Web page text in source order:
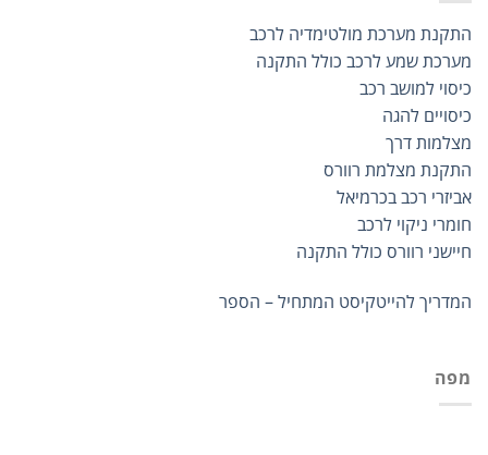
התקנת מערכת מולטימדיה לרכב
מערכת שמע לרכב כולל התקנה
כיסוי למושב רכב
כיסויים להגה
מצלמות דרך
התקנת מצלמת רוורס
אביזרי רכב בכרמיאל
חומרי ניקוי לרכב
חיישני רוורס כולל התקנה
המדריך להייטקיסט המתחיל – הספר
מפה